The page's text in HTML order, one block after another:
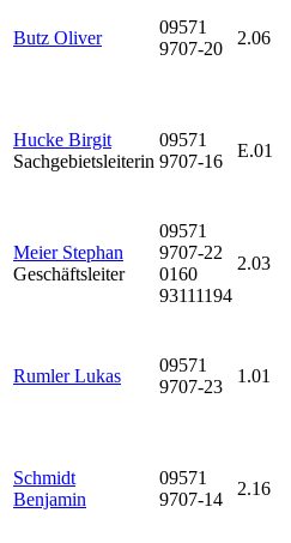
Butz Oliver
09571
9707-20
2.06
Hucke Birgit
Sachgebietsleiterin
09571
9707-16
E.01
Meier Stephan
Geschäftsleiter
09571
9707-22
0160
93111194
2.03
Rumler Lukas
09571
9707-23
1.01
Schmidt
Benjamin
09571
9707-14
2.16